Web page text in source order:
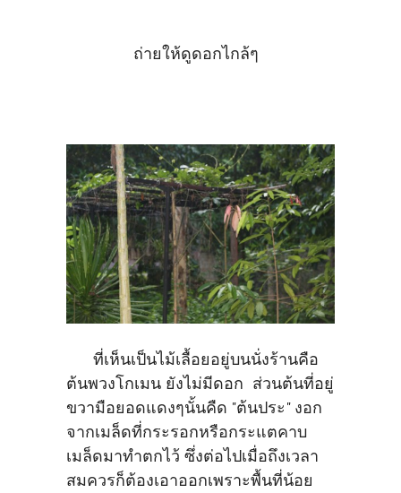
ถ่ายให้ดูดอกไกล้ๆ
ที่เห็นเป็นไม้เลื้อยอยู่บนนั่งร้านคือ
ต้นพวงโกเมน ยังไม่มีดอก ส่วนต้นที่อยู่
ขวามือยอดแดงๆนั้นคืด "ต้นประ" งอก
จากเมล็ดที่กระรอกหรือกระแตคาบ
เมล็ดมาทำตกไว้ ซึ่งต่อไปเมื่อถึงเวลา
สมควรก็ต้องเอาออกเพราะพื้นที่น้อย